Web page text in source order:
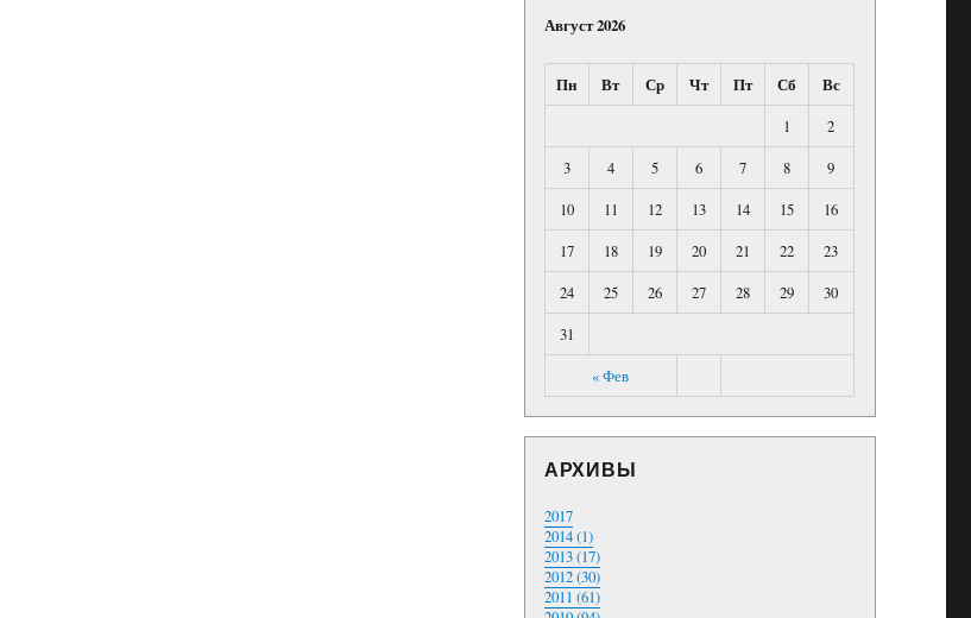
Август 2026
Пн Вт Ср Чт Пт Сб Вс
« Фев
1
2
3
4 5 6 7 8
9
10
11 12 13 14 15
16
17
18 19 20 21 22
23
24
25 26 27 28 29
30
31
АРХИВЫ
2017
2014 (1)
2013 (17)
2012 (30)
2011 (61)